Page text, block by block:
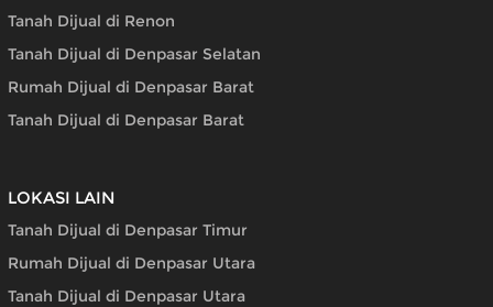
Tanah Dijual di Renon
Tanah Dijual di Denpasar Selatan
Rumah Dijual di Denpasar Barat
Tanah Dijual di Denpasar Barat
LOKASI LAIN
Tanah Dijual di Denpasar Timur
Rumah Dijual di Denpasar Utara
Tanah Dijual di Denpasar Utara